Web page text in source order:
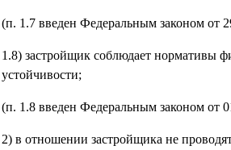
(п. 1.7 введен Федеральным законом от
1.8) застройщик соблюдает нормативы
устойчивости;
(п. 1.8 введен Федеральным законом от
2) в отношении застройщика не